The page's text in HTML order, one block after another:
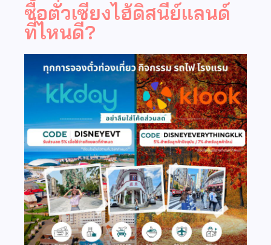
ซื้อตั๋วเซียงไฮ้ดิสนีย์แลนด์
ที่ไหนดี?